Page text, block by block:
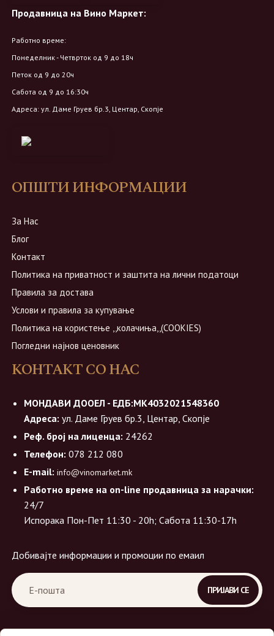
Продавница на Вино Маркет:
Работно време:
Понеделник - Четврток од 9 до 18ч
Петок од 9 до 20ч
Сабота од 9 до 16:30ч
Адреса: ул. Даме Груев бр.3, Центар, Скопје
ОПШТИ ИНФОРМАЦИИ
За Нас
Блог
Контакт
Политика на приватност и заштита на лични податоци
Правила за достава
Услови и правила за купување
Политика на користење ,,колачиња,,(COOKIES)
Погледни најнов ценовник
КОНТАКТ СО НАС
МОНДАВИ ДООЕЛ - ЕДБ:МК4032021548360
Адреса: ул. Даме Груев бр.3, Центар, Скопје
Реф. број на лиценца: 24262
Телефон: 078 212 080
E-mail: info@vinomarket.mk
Работно време на on-line продавница за нарачки:
24/7
Испорака Пон-Пет 11:30 - 20h; Сабота 11:30-17h
Добивајте информации и промоции по емаил